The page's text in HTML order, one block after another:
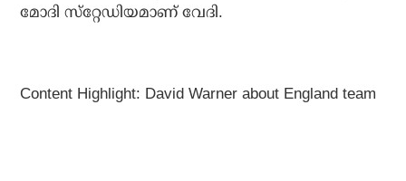
മോദി സ്‌റ്റേഡിയമാണ് വേദി.
Content Highlight: David Warner about England team